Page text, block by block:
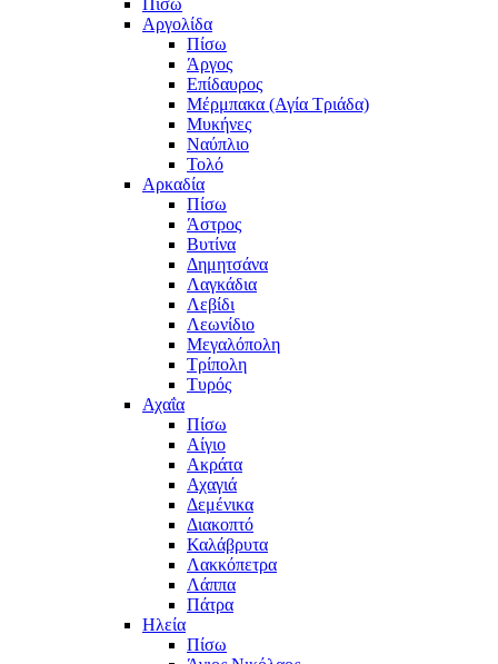
Πίσω
Αργολίδα
Πίσω
Άργος
Επίδαυρος
Μέρμπακα (Αγία Τριάδα)
Μυκήνες
Ναύπλιο
Τολό
Αρκαδία
Πίσω
Άστρος
Βυτίνα
Δημητσάνα
Λαγκάδια
Λεβίδι
Λεωνίδιο
Μεγαλόπολη
Τρίπολη
Τυρός
Αχαΐα
Πίσω
Αίγιο
Ακράτα
Αχαγιά
Δεμένικα
Διακοπτό
Καλάβρυτα
Λακκόπετρα
Λάππα
Πάτρα
Ηλεία
Πίσω